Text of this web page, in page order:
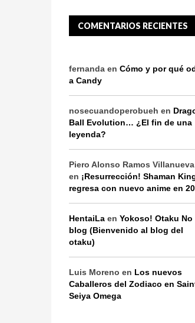
COMENTARIOS RECIENTES
fernanda en Cómo y por qué
a Candy
nosecuandoperobueh en
Ball Evolution… ¿El fin de una
leyenda?
Piero Alonso Ramos Villanueva
en ¡Resurrección! Shaman
regresa con nuevo anime en
HentaiLa en Yokoso! Otaku No
blog (Bienvenido al blog del
otaku)
Luis Moreno en Los nuevos
Caballeros del Zodiaco en
Seiya Omega